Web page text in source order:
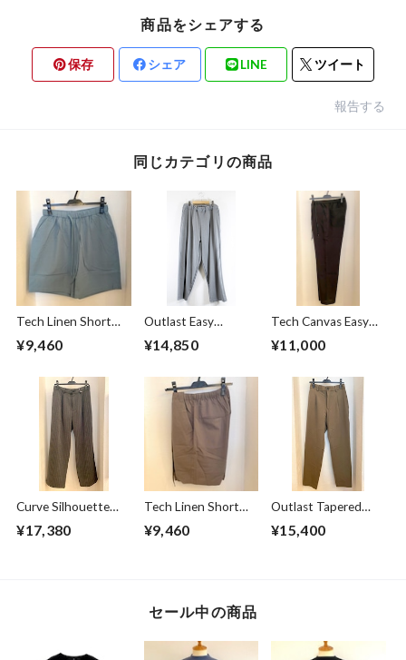
商品をシェアする
保存 シェア LINE ツイート
報告する
同じカテゴリの商品
Tech Linen Short
Pants Mint
¥9,460
Outlast Easy
Pants Gray
¥14,850
Tech Canvas Easy
Pants Black
¥11,000
Curve Silhouette
Slacks Pants Black
Stripe
¥17,380
Tech Linen Short
Pants Gray
¥9,460
Outlast Tapered
Slacks Pants Olive
¥15,400
セール中の商品